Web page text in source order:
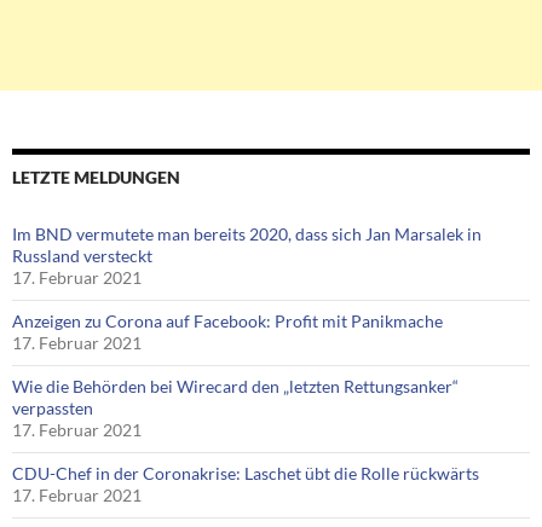
LETZTE MELDUNGEN
Im BND vermutete man bereits 2020, dass sich Jan Marsalek in
Russland versteckt
17. Februar 2021
Anzeigen zu Corona auf Facebook: Profit mit Panikmache
17. Februar 2021
Wie die Behörden bei Wirecard den „letzten Rettungsanker“
verpassten
17. Februar 2021
CDU-Chef in der Coronakrise: Laschet übt die Rolle rückwärts
17. Februar 2021